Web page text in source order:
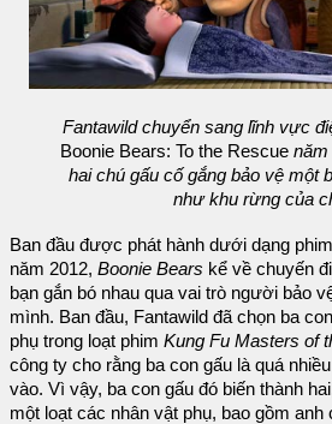
Fantawild chuyển sang lĩnh vực
Boonie Bears: To the Rescue năm
hai chú gấu cố gắng bảo vệ một
như khu rừng của
Ban đầu được phát hành dưới dạng
năm 2012, Boonie Bears kể về chuyến
bạn gắn bó nhau qua vai trò người bảo
mình. Ban đầu, Fantawild đã chọn ba
phụ trong loạt phim Kung Fu Masters of
công ty cho rằng ba con gấu là quá
vào. Vì vậy, ba con gấu đó biến thành
một loạt các nhân vật phụ, bao gồm